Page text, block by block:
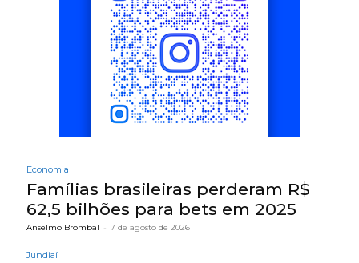
Economia
Famílias brasileiras perderam R$
62,5 bilhões para bets em 2025
Anselmo Brombal - 7 de agosto de 2026
Jundiaí